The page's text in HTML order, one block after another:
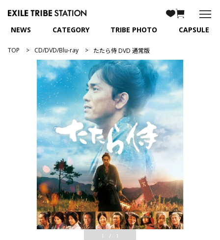
NEWS CATEGORY TRIBE PHOTO CAPSULE
TOP CD/DVD/Blu-ray たたら侍 DVD 通常版
1 / 1